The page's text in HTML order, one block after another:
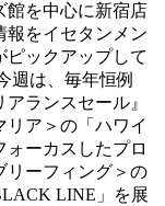
館を中心に新宿店
報をイセタンメン
ピックアップして
週は、毎年恒例
ランスセール』
ア＞の「ハワイ
ォーカスしたプロ
リーフィング＞の
LINE」を展